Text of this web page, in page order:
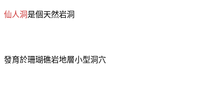
仙人洞是個天然岩洞
發育於珊瑚礁岩地層小型洞穴